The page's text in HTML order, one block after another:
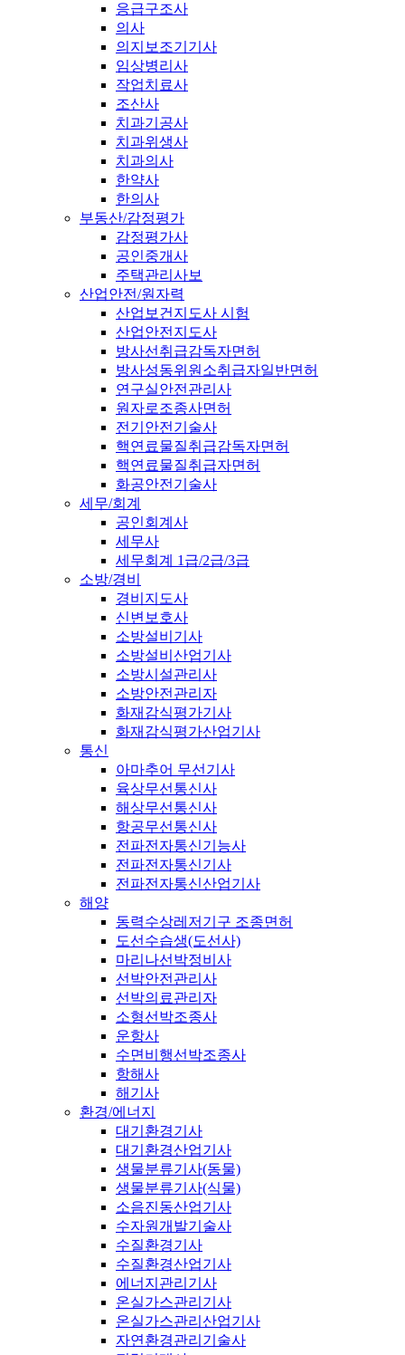
응급구조사
의사
의지보조기기사
임상병리사
작업치료사
조산사
치과기공사
치과위생사
치과의사
한약사
한의사
부동산/감정평가
감정평가사
공인중개사
주택관리사보
산업안전/원자력
산업보건지도사 시험
산업안전지도사
방사선취급감독자면허
방사성동위원소취급자일반면허
연구실안전관리사
원자로조종사면허
전기안전기술사
핵연료물질취급감독자면허
핵연료물질취급자면허
화공안전기술사
세무/회계
공인회계사
세무사
세무회계 1급/2급/3급
소방/경비
경비지도사
신변보호사
소방설비기사
소방설비산업기사
소방시설관리사
소방안전관리자
화재감식평가기사
화재감식평가산업기사
통신
아마추어 무선기사
육상무선통신사
해상무선통신사
항공무선통신사
전파전자통신기능사
전파전자통신기사
전파전자통신산업기사
해양
동력수상레저기구 조종면허
도선수습생(도선사)
마리나선박정비사
선박안전관리사
선박의료관리자
소형선박조종사
운항사
수면비행선박조종사
항해사
해기사
환경/에너지
대기환경기사
대기환경산업기사
생물분류기사(동물)
생물분류기사(식물)
소음진동산업기사
수자원개발기술사
수질환경기사
수질환경산업기사
에너지관리기사
온실가스관리기사
온실가스관리산업기사
자연환경관리기술사